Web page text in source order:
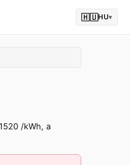
🇭🇺HU▾
/kWh, a